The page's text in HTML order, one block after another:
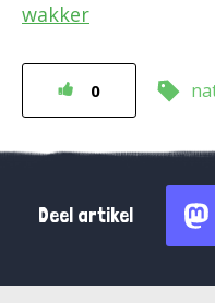
wakker
0
Deel artikel